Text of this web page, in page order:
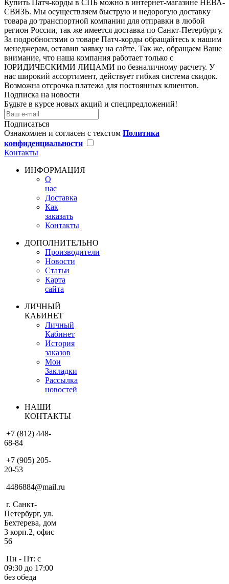
Купить Патч-корды в СПБ можно в интернет-магазине НЕВА-
СВЯЗЬ. Мы осуществляем быструю и недорогую доставку
товара до транспортной компании для отправки в любой
регион России, так же имеется доставка по Санкт-Петербургу.
За подробностями о товаре Патч-корды обращайтесь к нашим
менеджерам, оставив заявку на сайте. Так же, обращаем Ваше
внимание, что наша компания работает только с
ЮРИДИЧЕСКИМИ ЛИЦАМИ по безналичному расчету. У
нас широкий ассортимент, действует гибкая система скидок.
Возможна отсрочка платежа для постоянных клиентов.
Подписка на новости
Будьте в курсе новых акций и спецпредложений!
Подписаться
Ознакомлен и согласен с текстом Политика
конфиденциальности
Контакты
ИНФОРМАЦИЯ
О
нас
Доставка
Как
заказать
Контакты
ДОПОЛНИТЕЛЬНО
Производители
Новости
Статьи
Карта
сайта
ЛИЧНЫЙ
КАБИНЕТ
Личный
Кабинет
История
заказов
Мои
Закладки
Рассылка
новостей
НАШИ
КОНТАКТЫ
+7 (812) 448-
68-84
+7 (905) 205-
20-53
4486884@mail.ru
г. Санкт-
Петербург, ул.
Бехтерева, дом
3 корп.2, офис
56
Пн - Пт: с
09:30 до 17:00
без обеда